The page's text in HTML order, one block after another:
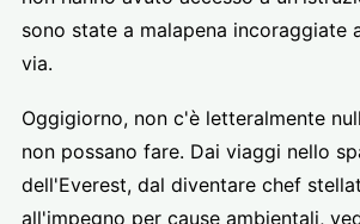
sono state a malapena incoraggiate
via.
Oggigiorno, non c'è letteralmente
non possano fare. Dai viaggi nello
dell'Everest, dal diventare chef
all'impegno per cause ambientali,